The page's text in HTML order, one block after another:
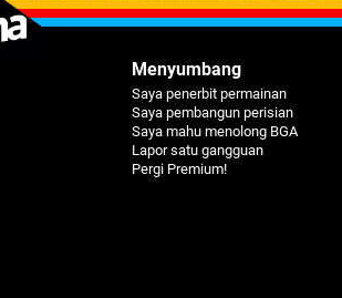
Menyumbang
Saya penerbit permainan
Saya pembangun perisian
Saya mahu menolong BGA
Lapor satu gangguan
Pergi Premium!